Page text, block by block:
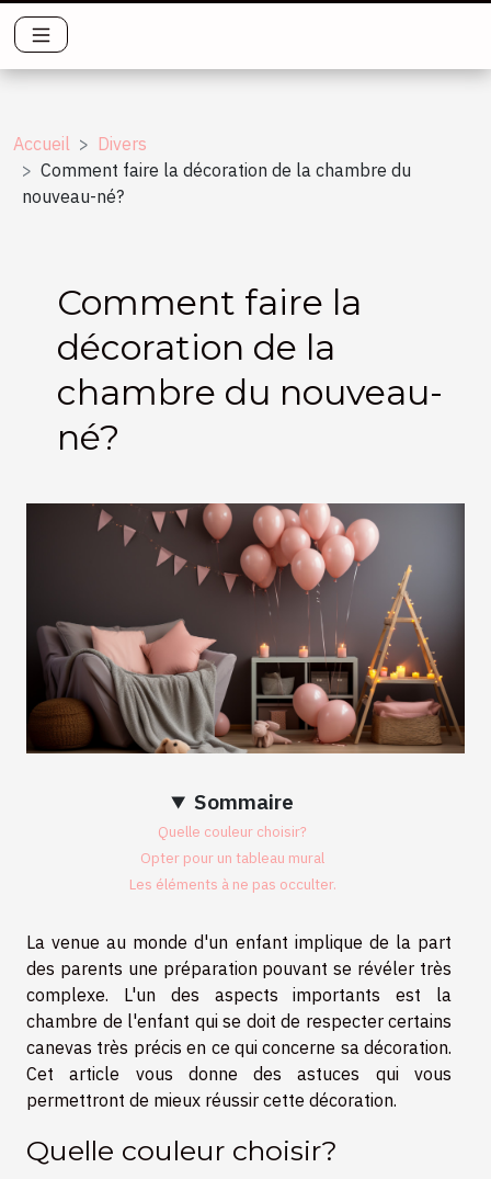
Accueil
Divers
Comment faire la décoration de la chambre du
nouveau-né?
Comment faire la
décoration de la
chambre du nouveau-
né?
Sommaire
Quelle couleur choisir?
Opter pour un tableau mural
Les éléments à ne pas occulter.
La venue au monde d'un enfant implique de la part
des parents une préparation pouvant se révéler très
complexe. L'un des aspects importants est la
chambre de l'enfant qui se doit de respecter certains
canevas très précis en ce qui concerne sa décoration.
Cet article vous donne des astuces qui vous
permettront de mieux réussir cette décoration.
Quelle couleur choisir?